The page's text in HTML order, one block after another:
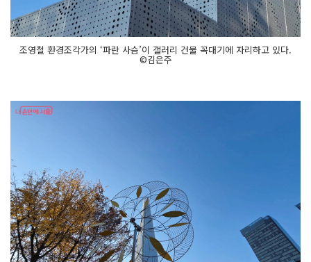
조영철 환경조각가의 ‘파란 사슴’이 갤러리 건물 꼭대기에 자리하고 있다.
©김은주